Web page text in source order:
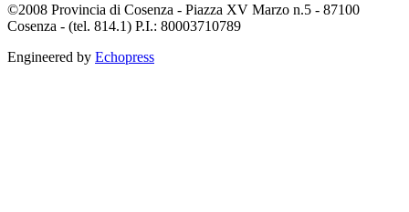
©2008 Provincia di Cosenza - Piazza XV Marzo n.5 - 87100
Cosenza - (tel. 814.1) P.I.: 80003710789
Engineered by Echopress